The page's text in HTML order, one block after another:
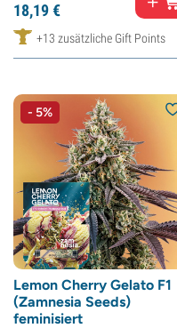
18,19€
+13 zusätzliche Gift Points
- 5%
Lemon Cherry Gelato F1
(Zamnesia Seeds)
feminisiert